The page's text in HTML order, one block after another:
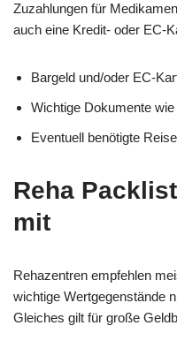
Zuzahlungen für
auch eine Kredit- oder EC-
Bargeld und/oder EC-
Wichtige Dokumente
Eventuell benötigte
Reha
mit
Rehazentren empfehlen
wichtige Wertgegenstände
Gleiches gilt für große